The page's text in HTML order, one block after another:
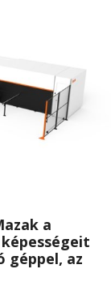
a
géppel, az